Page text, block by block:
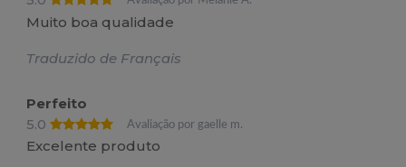
Muito boa qualidade
Traduzido de Français
Perfeito
5.0
Avaliação por gaelle m.
Excelente produto